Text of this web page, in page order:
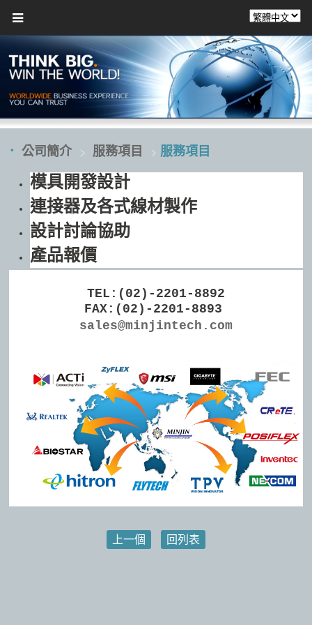
公司簡介 服務項目 服務項目
模具開發設計
連接器及各式線材製作
設計討論協助
產品報價
TEL:(02)-2201-8892
FAX:(02)-2201-8893
sales@minjintech.com
上一個 回列表